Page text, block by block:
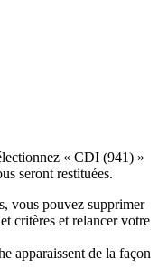
« CDI (941) »
seront restituées.
vous pouvez supprimer
critères et relancer votre
apparaissent de la façon